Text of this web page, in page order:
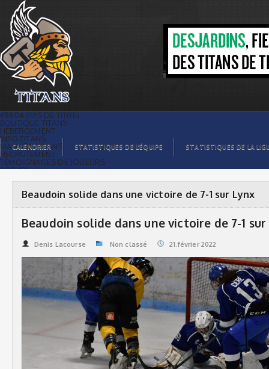
Beaudoin solide dans une victoire de 7-
1 sur Lynx | Titans de témiscaming
#8804 (PAS DE TITRE)
BOUTIQUE TITANS
HÉBERGEMENT
INFO TITANS
MAGASIN TITANS
RECRUTEMENT
TÉMOIGNAGES DE JOUEURS
ACCUEIL
GALERIE PHOTOS
STATISTIQUES
ORGANISATION
CALENDRIER
COMMANDITAIRES
STATISTIQUES DE LA LIGUE
CALENDRIER STATISTIQUES DE L’ÉQUIPE STATISTIQUES DE LA
Beaudoin solide dans une victoire de 7-1 sur Lynx
Beaudoin solide dans une victoire de 7-1 sur
Denis Lacourse Non classé 21.février 2022